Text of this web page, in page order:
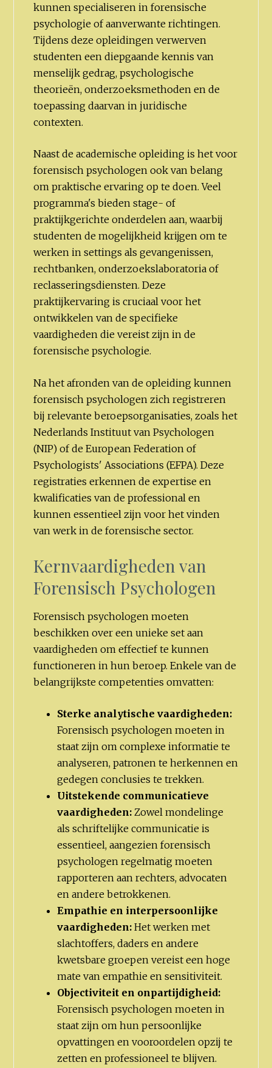
kunnen specialiseren in forensische
psychologie of aanverwante richtingen.
Tijdens deze opleidingen verwerven
studenten een diepgaande kennis van
menselijk gedrag, psychologische
theorieën, onderzoeksmethoden en de
toepassing daarvan in juridische
contexten.
Naast de academische opleiding is het voor
forensisch psychologen ook van belang
om praktische ervaring op te doen. Veel
programma's bieden stage- of
praktijkgerichte onderdelen aan, waarbij
studenten de mogelijkheid krijgen om te
werken in settings als gevangenissen,
rechtbanken, onderzoekslaboratoria of
reclasseringsdiensten. Deze
praktijkervaring is cruciaal voor het
ontwikkelen van de specifieke
vaardigheden die vereist zijn in de
forensische psychologie.
Na het afronden van de opleiding kunnen
forensisch psychologen zich registreren
bij relevante beroepsorganisaties, zoals het
Nederlands Instituut van Psychologen
(NIP) of de European Federation of
Psychologists' Associations (EFPA). Deze
registraties erkennen de expertise en
kwalificaties van de professional en
kunnen essentieel zijn voor het vinden
van werk in de forensische sector.
Kernvaardigheden van
Forensisch Psychologen
Forensisch psychologen moeten
beschikken over een unieke set aan
vaardigheden om effectief te kunnen
functioneren in hun beroep. Enkele van de
belangrijkste competenties omvatten:
Sterke analytische vaardigheden:
Forensisch psychologen moeten in
staat zijn om complexe informatie te
analyseren, patronen te herkennen en
gedegen conclusies te trekken.
Uitstekende communicatieve
vaardigheden:Zowel mondelinge
als schriftelijke communicatie is
essentieel, aangezien forensisch
psychologen regelmatig moeten
rapporteren aan rechters, advocaten
en andere betrokkenen.
Empathie en interpersoonlijke
vaardigheden:Het werken met
slachtoffers, daders en andere
kwetsbare groepen vereist een hoge
mate van empathie en sensitiviteit.
Objectiviteit en onpartijdigheid:
Forensisch psychologen moeten in
staat zijn om hun persoonlijke
opvattingen en vooroordelen opzij te
zetten en professioneel te blijven.